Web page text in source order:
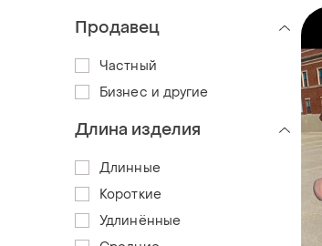
Продавец
Частный
Бизнес и другие
Длина изделия
Длинные
Короткие
Удлинённые